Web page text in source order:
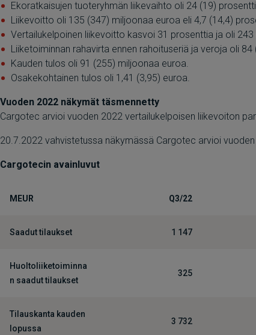
Ekoratkaisujen tuoteryhmän liikevaihto oli 24 (19)
Liikevoitto oli 135 (347) miljoonaa euroa eli 4,7 (14,4)
Vertailukelpoinen liikevoitto kasvoi 31 prosenttia ja oli
Liiketoiminnan rahavirta ennen rahoituseriä ja veroja oli
Kauden tulos oli 91 (255) miljoonaa euroa.
Osakekohtainen tulos oli 1,41 (3,95) euroa.
Vuoden 2022 näkymät täsmennetty
Cargotec arvioi vuoden 2022 vertailukelpoisen liikevoiton
20.7.2022 vahvistetussa näkymässä Cargotec arvioi
Cargotecin avainluvut
MEUR Q3/22
Saadut tilaukset 1 147
Huoltoliiketoiminna
n saadut tilaukset
325
Tilauskanta kauden
lopussa
3 732